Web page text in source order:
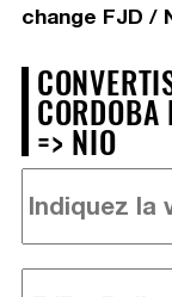
change FJD /
=> NIO